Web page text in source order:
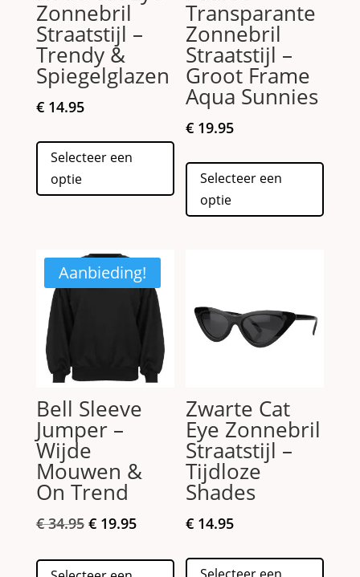
Zonnebril
Straatstijl –
Trendy &
Spiegelglazen
€14.95
Selecteer een
optie
product
heeft
meerdere
variaties.
gekozen
worden
Transparante
Zonnebril
Straatstijl –
Groot Frame
Aqua Sunnies
€ 19.95
Selecteer een
optie
Aanbieding!
Bell Sleeve
Jumper –
Wijde
Mouwen &
On Trend
€34.95 Oorspronkelijke
was:
€19.95Huidige
is:
Dit
Zwarte Cat
Eye Zonnebril
Straatstijl –
Tijdloze
Shades
€ 14.95